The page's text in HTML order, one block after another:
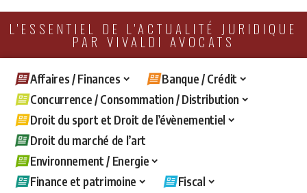
L'ESSENTIEL DE L'ACTUALITÉ JURIDIQUE
PAR VIVALDI AVOCATS
Affaires / Finances
Banque / Crédit
Concurrence / Consommation / Distribution
Droit du sport et Droit de l’évènementiel
Droit du marché de l’art
Environnement / Energie
Finance et patrimoine
Fiscal